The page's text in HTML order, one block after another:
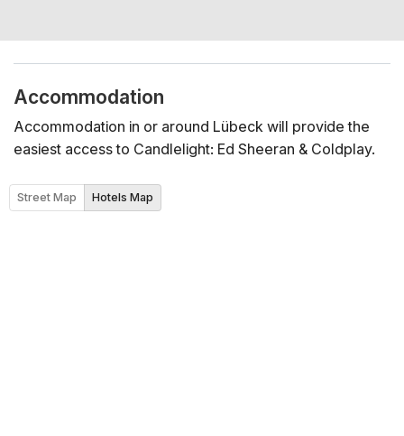
Accommodation
Accommodation in or around Lübeck will provide the
easiest access to Candlelight: Ed Sheeran & Coldplay.
Street Map Hotels Map